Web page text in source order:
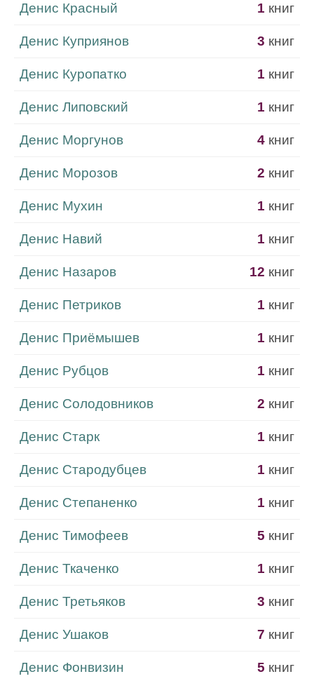
Денис Красный 1 книг
Денис Куприянов 3 книг
Денис Куропатко 1 книг
Денис Липовский 1 книг
Денис Моргунов 4 книг
Денис Морозов 2 книг
Денис Мухин 1 книг
Денис Навий 1 книг
Денис Назаров 12 книг
Денис Петриков 1 книг
Денис Приёмышев 1 книг
Денис Рубцов 1 книг
Денис Солодовников 2 книг
Денис Старк 1 книг
Денис Стародубцев 1 книг
Денис Степаненко 1 книг
Денис Тимофеев 5 книг
Денис Ткаченко 1 книг
Денис Третьяков 3 книг
Денис Ушаков 7 книг
Денис Фонвизин 5 книг